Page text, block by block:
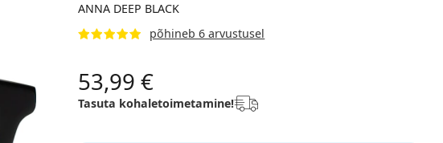
ANNA DEEP BLACK
põhineb 6 arvustusel
53,99 €
Tasuta kohaletoimetamine!